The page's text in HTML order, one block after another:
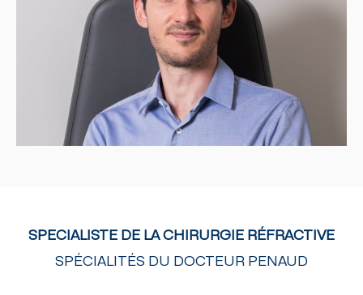
SPECIALISTE DE LA CHIRURGIE RÉFRACTIVE
SPÉCIALITÉS DU DOCTEUR PENAUD